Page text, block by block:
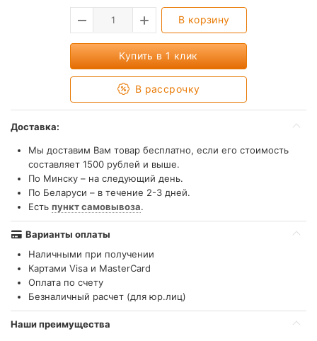
В корзину
Купить в 1 клик
В рассрочку
Доставка:
Мы доставим Вам товар бесплатно, если его стоимость
составляет 1500 рублей и выше.
По Минску – на следующий день.
По Беларуси – в течение 2-3 дней.
Есть пункт самовывоза.
Варианты оплаты
Наличными при получении
Картами Visa и MasterCard
Оплата по счету
Безналичный расчет (для юр.лиц)
Наши преимущества